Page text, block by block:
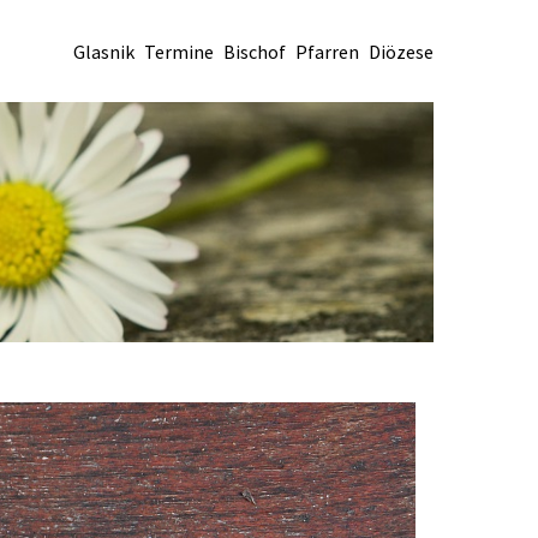
Glasnik Termine Bischof Pfarren Diözese